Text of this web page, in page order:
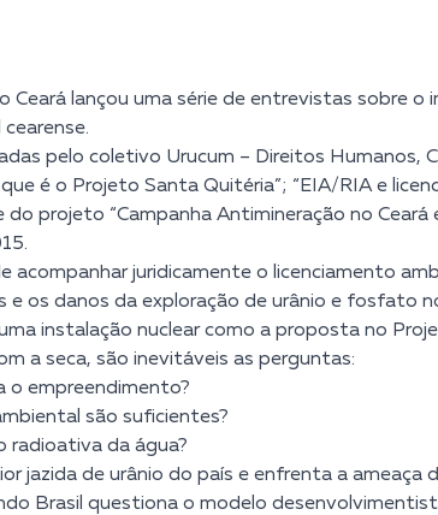
Ceará lançou uma série de entrevistas sobre
pelo coletivo Urucum – Direitos Humanos,
é o Projeto Santa Quitéria”; “EIA/RIA e
projeto “Campanha Antimineração no
juridicamente o licenciamento
e os danos da exploração de urânio e fosfato
instalação nuclear como a proposta no
a seca, são inevitáveis as perguntas:
o empreendimento?
são suficientes?
radioativa da água?
jazida de urânio do país e enfrenta a
Brasil questiona o modelo